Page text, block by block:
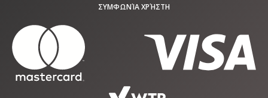
ΣΥΜΦΩΝΊΑ ΧΡΉΣΤΗ